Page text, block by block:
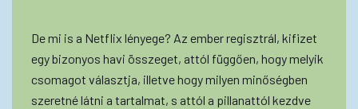
De mi is a Netflix lényege? Az ember regisztrál, kifizet
egy bizonyos havi összeget, attól függően, hogy melyik
csomagot választja, illetve hogy milyen minőségben
szeretné látni a tartalmat, s attól a pillanattól kezdve